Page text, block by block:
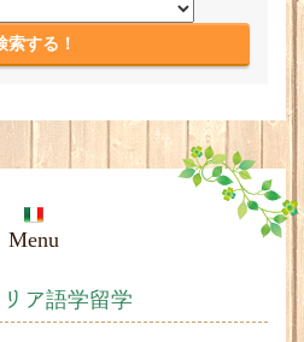
Menu
ア語学留学